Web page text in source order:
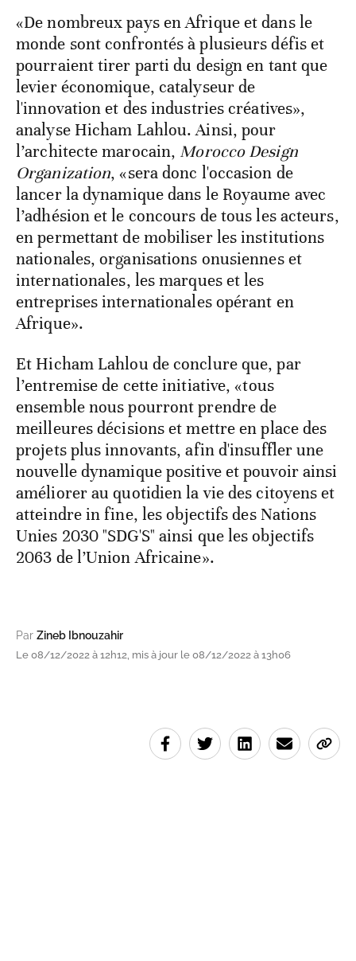
«De nombreux pays en Afrique et dans le
monde sont confrontés à plusieurs défis et
pourraient tirer parti du design en tant que
levier économique, catalyseur de
l'innovation et des industries créatives»,
analyse Hicham Lahlou. Ainsi, pour
l’architecte marocain, Morocco Design
Organization, «sera donc l'occasion de
lancer la dynamique dans le Royaume avec
l’adhésion et le concours de tous les acteurs,
en permettant de mobiliser les institutions
nationales, organisations onusiennes et
internationales, les marques et les
entreprises internationales opérant en
Afrique».
Et Hicham Lahlou de conclure que, par
l’entremise de cette initiative, «tous
ensemble nous pourront prendre de
meilleures décisions et mettre en place des
projets plus innovants, afin d'insuffler une
nouvelle dynamique positive et pouvoir ainsi
améliorer au quotidien la vie des citoyens et
atteindre in fine, les objectifs des Nations
Unies 2030 "SDG'S" ainsi que les objectifs
2063 de l’Union Africaine».
Par Zineb Ibnouzahir
Le 08/12/2022 à 12h12, mis à jour le 08/12/2022 à 13h06